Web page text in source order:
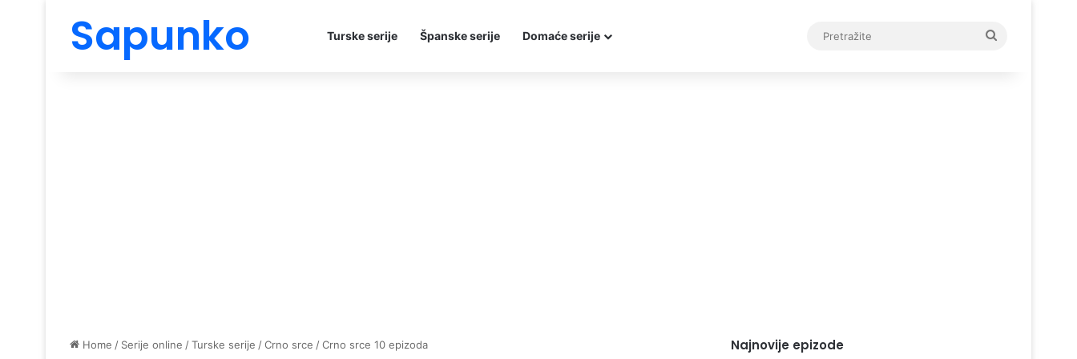
Sapunko Turske serije Španske serije Domaće serije
Home / Serije online /Turske serije /Crno srce /Crno srce 10 epizoda Najnovije epizode